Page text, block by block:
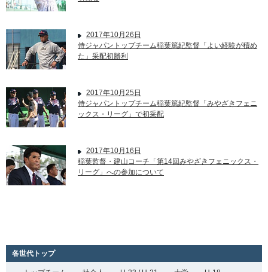
2017年10月26日
侍ジャパントップチーム稲葉篤紀監督「よい経験が積め
た」采配初勝利
2017年10月25日
侍ジャパントップチーム稲葉篤紀監督「みやざきフェニ
ックス・リーグ」で初采配
2017年10月16日
稲葉監督・建山コーチ「第14回みやざきフェニックス・
リーグ」への参加について
各世代トップ